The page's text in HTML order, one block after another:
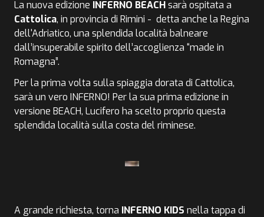
La nuova edizione INFERNO BEACHsarà ospitata a
Cattolica, in provincia di Rimini - detta anche la Regina
dell'Adriatico, una splendida località balneare
dall’insuperabile spirito dell’accoglienza “made in
Romagna”.
Per la prima volta sulla spiaggia dorata di Cattolica,
sarà un vero INFERNO! Per la sua prima edizione in
versione BEACH, Lucifero ha scelto proprio questa
splendida località sulla costa del riminese.
A grande richiesta, torna INFERNO KIDS nella tappa di